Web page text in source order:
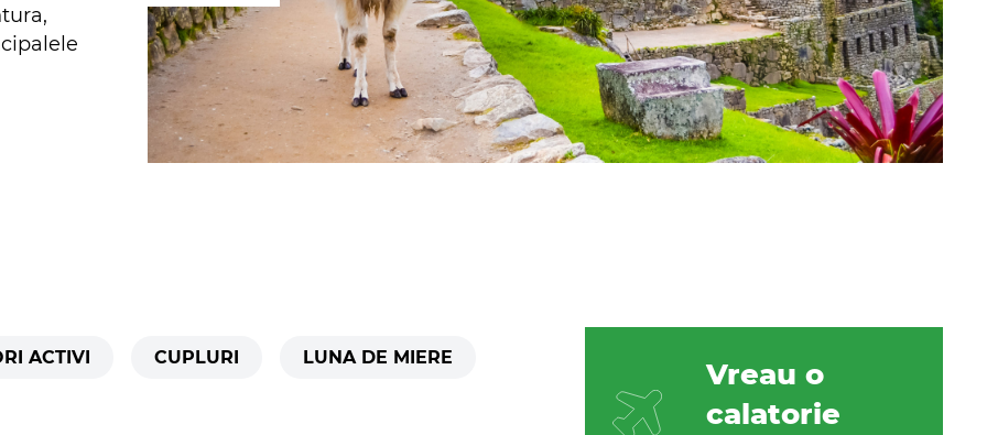
ACTIVI CUPLURI LUNA DE MIERE
Vreau o
calatorie